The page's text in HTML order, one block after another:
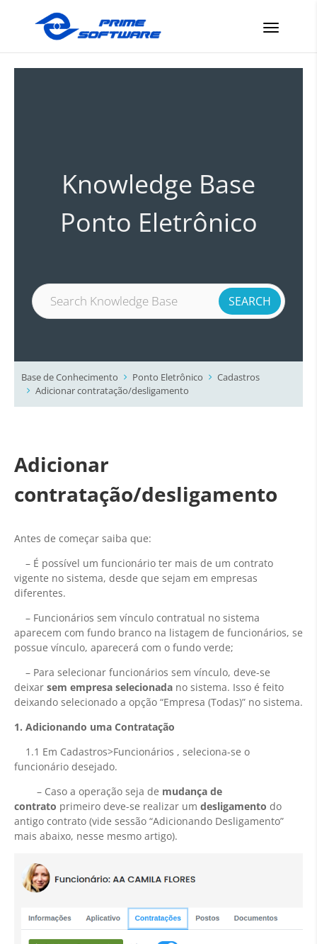
Knowledge Base
Ponto Eletrônico
Base de Conhecimento Ponto Eletrônico
Cadastros
Adicionar contratação/desligamento
Adicionar
contratação/desligamento
Antes de começar saiba que:
– É possível um funcionário ter mais de um contrato
vigente no sistema, desde que sejam em empresas
diferentes.
– Funcionários sem vínculo contratual no sistema
aparecem com fundo branco na listagem de funcionários, se
possue vínculo, aparecerá com o fundo verde;
– Para selecionar funcionários sem vínculo, deve-se
deixar sem empresa selecionada no sistema. Isso é feito
deixando selecionado a opção “Empresa (Todas)” no sistema.
1. Adicionando uma Contratação
1.1 Em Cadastros>Funcionários , seleciona-se o
funcionário desejado.
– Caso a operação seja de mudança de
contrato primeiro deve-se realizar um desligamento do
antigo contrato (vide sessão “Adicionando Desligamento”
mais abaixo, nesse mesmo artigo).